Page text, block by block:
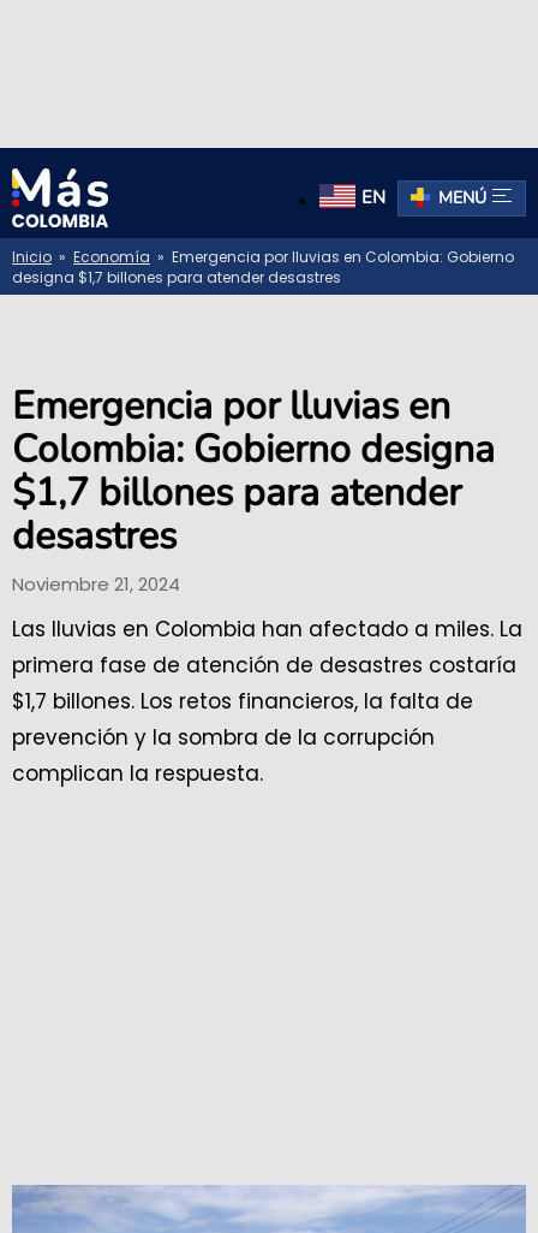
EN MENÚ
Inicio » Economía » Emergencia por lluvias en Colombia: Gobierno
designa $1,7 billones para atender desastres
Emergencia por lluvias en
Colombia: Gobierno designa
$1,7 billones para atender
desastres
Noviembre 21, 2024
Las lluvias en Colombia han afectado a miles. La
primera fase de atención de desastres costaría
$1,7 billones. Los retos financieros, la falta de
prevención y la sombra de la corrupción
complican la respuesta.